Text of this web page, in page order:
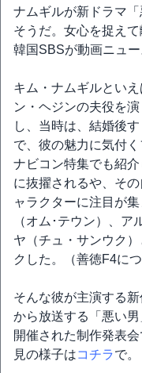
ナムギルが新ドラマ
そうだ。女心を捉え
韓国SBSが動画ニュー
キム・ナムギルとい
ン・ヘジンの夫役を
し、当時は、結婚後
で、彼の魅力に気付
ナビコン特集でも紹介
に抜擢されるや、そ
ャラクターに注目が
（オム･テウン）、
ヤ（チュ・サンウク
クした。（善徳F4に
そんな彼が主演する
から放送する「悪い
開催された制作発表
見の様子はコチラで。